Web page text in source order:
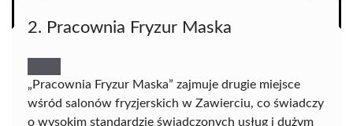
2. Pracownia Fryzur Maska
„Pracownia Fryzur Maska” zajmuje drugie miejsce
wśród salonów fryzjerskich w Zawierciu, co świadczy
o wysokim standardzie świadczonych usług i dużym